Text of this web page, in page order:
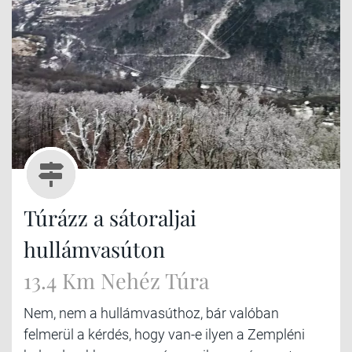
Túrázz a sátoraljai
hullámvasúton
13.4 Km Nehéz Túra
Nem, nem a hullámvasúthoz, bár valóban
felmerül a kérdés, hogy van-e ilyen a Zempléni